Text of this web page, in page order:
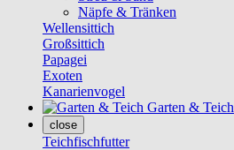
Näpfe & Tränken
Wellensittich
Großsittich
Papagei
Exoten
Kanarienvogel
Garten & Teich
close
Teichfischfutter